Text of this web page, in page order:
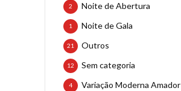
Noite de Abertura
2
Noite de Gala
1
Outros
21
Sem categoria
12
Variação Moderna Amador
4